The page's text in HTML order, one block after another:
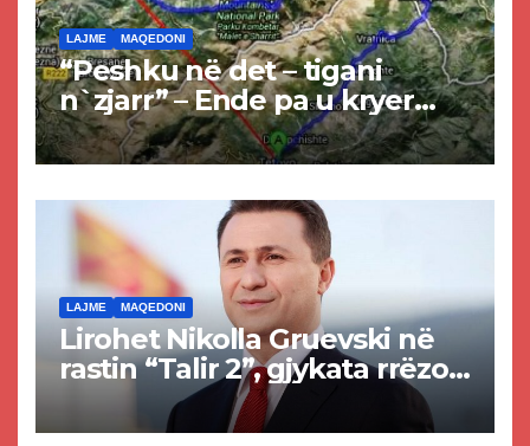
LAJME MAQEDONI
“Peshku në det – tigani
n`zjarr” – Ende pa u kryer
projekti i tunelit, komuna e
Tetovës nis punimet për
LAJME MAQEDONI
Lirohet Nikolla Gruevski në
rastin “Talir 2”, gjykata rrëzon
akuzat për ndërtimin e
paligjshëm të selisë së